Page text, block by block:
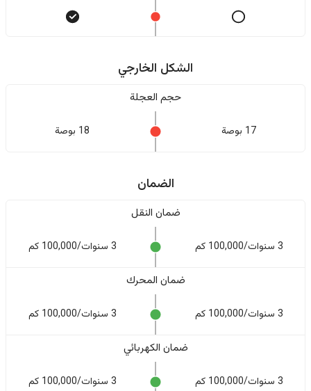
الشكل الخارجي
حجم العجلة
17 بوصة 18 بوصة
الضمان
ضمان النقل
3 سنوات/100,000 كم 3 سنوات/100,000 كم
ضمان المحرك
3 سنوات/100,000 كم 3 سنوات/100,000 كم
ضمان الكهربائي
3 سنوات/100,000 كم 3 سنوات/100,000 كم